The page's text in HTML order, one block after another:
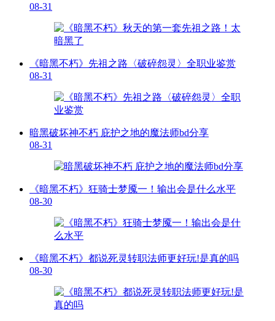
08-31
《暗黑不朽》先祖之路〈破碎怨灵〉全职业鉴赏
08-31
暗黑破坏神不朽 庇护之地的魔法师bd分享
08-31
《暗黑不朽》狂骑士梦魇一！输出会是什么水平
08-30
《暗黑不朽》都说死灵转职法师更好玩!是真的吗
08-30